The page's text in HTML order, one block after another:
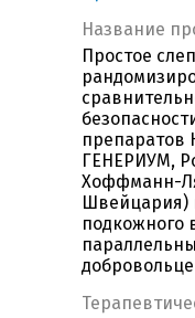
Название
Простое
препаратов
ГЕНЕРИУМ,
Хоффманн-
Швейцария)
подкожного